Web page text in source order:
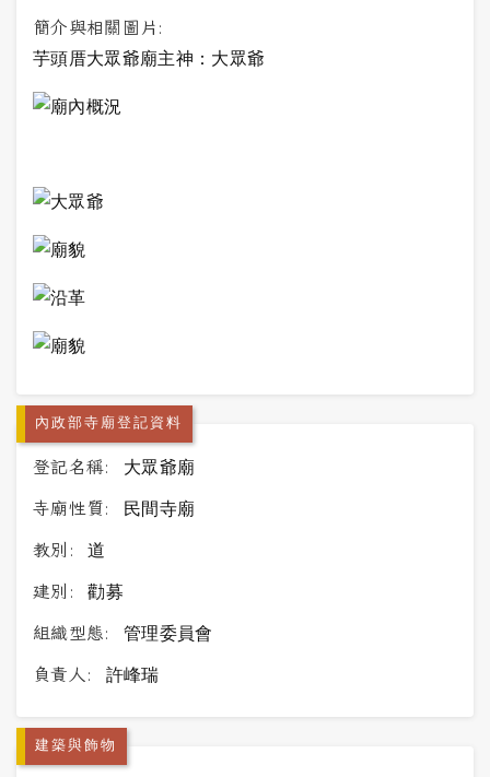
簡介與相關圖片:
芋頭厝大眾爺廟主神：大眾爺
內政部寺廟登記資料
登記名稱: 大眾爺廟
寺廟性質: 民間寺廟
教別: 道
建別: 勸募
組織型態: 管理委員會
負責人: 許峰瑞
建築與飾物